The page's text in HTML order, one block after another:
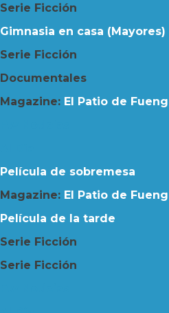
Serie Ficción
Gimnasia en casa (Mayores)
Serie Ficción
Documentales
Magazine: El Patio de
Película de sobremesa
Magazine: El Patio de
Película de la tarde
Serie Ficción
Serie Ficción